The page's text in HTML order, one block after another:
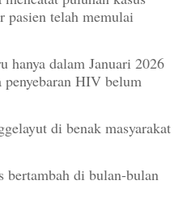
pasien telah memulai
hanya dalam Januari 2026
penyebaran HIV belum
di benak masyarakat
bertambah di bulan-bulan